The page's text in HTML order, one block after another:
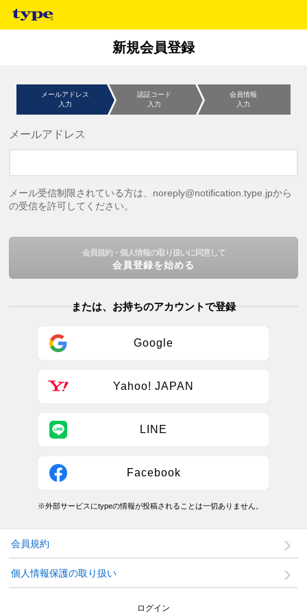
新規会員登録
メールアドレス
入力
認証コード
入力
会員情報
入力
メールアドレス
メール受信制限されている方は、noreply@notification.type.jpから
の受信を許可してください。
会員規約・個人情報の取り扱いに同意して
会員登録を始める
または、お持ちのアカウントで登録
Google
Yahoo! JAPAN
LINE
Facebook
※外部サービスにtypeの情報が投稿されることは一切ありません。
会員規約
個人情報保護の取り扱い
ログイン